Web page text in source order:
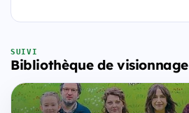
SUIVI
Bibliothèque de visionnage